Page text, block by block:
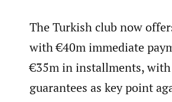
The Turkish club now
with €40m immediate
€35m in installments,
guarantees as key point